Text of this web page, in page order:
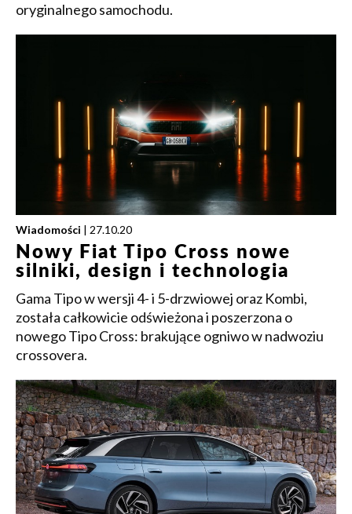
oryginalnego samochodu.
Wiadomości | 27.10.20
Nowy Fiat Tipo Cross nowe
silniki, design i technologia
Gama Tipo w wersji 4- i 5-drzwiowej oraz Kombi,
została całkowicie odświeżona i poszerzona o
nowego Tipo Cross: brakujące ogniwo w nadwoziu
crossovera.